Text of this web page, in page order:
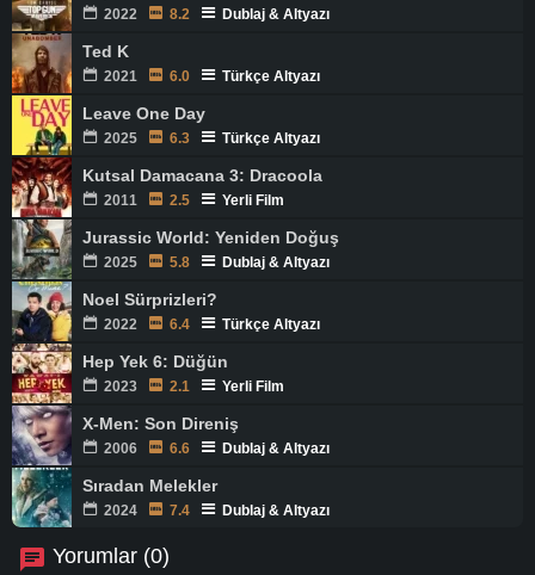
2022 8.2 Dublaj & Altyazı
Ted K
2021 6.0 Türkçe Altyazı
Leave One Day
2025 6.3 Türkçe Altyazı
Kutsal Damacana 3: Dracoola
2011 2.5 Yerli Film
Jurassic World: Yeniden Doğuş
2025 5.8 Dublaj & Altyazı
Noel Sürprizleri?
2022 6.4 Türkçe Altyazı
Hep Yek 6: Düğün
2023 2.1 Yerli Film
X-Men: Son Direniş
2006 6.6 Dublaj & Altyazı
Sıradan Melekler
2024 7.4 Dublaj & Altyazı
Yorumlar (0)